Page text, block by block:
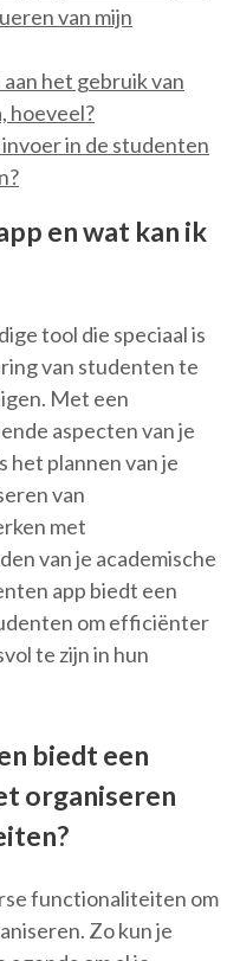
van mijn
het gebruik van
hoeveel?
invoer in de studenten
en wat kan ik
tool die speciaal is
van studenten te
Met een
aspecten van je
het plannen van je
van
met
van je academische
app biedt een
om efficiënter
te zijn in hun
biedt een
organiseren
functionaliteiten om
Zo kun je